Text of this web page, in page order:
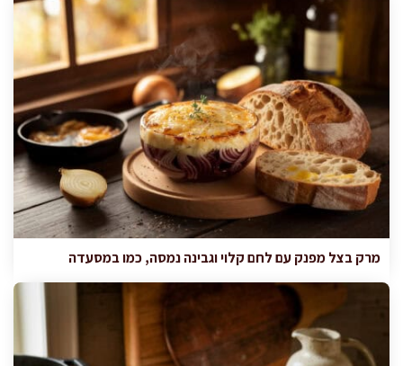
מרק בצל מפנק עם לחם קלוי וגבינה נמסה, כמו במסעדה